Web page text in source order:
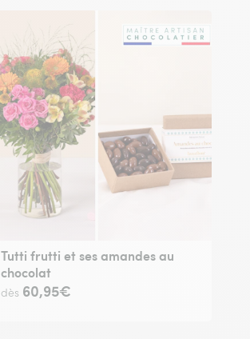
Tutti frutti et ses amandes au
chocolat
dès 60,95€